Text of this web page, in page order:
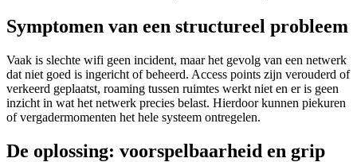
Symptomen van een structureel probleem
Vaak is slechte wifi geen incident, maar het gevolg van een netwerk
dat niet goed is ingericht of beheerd. Access points zijn verouderd of
verkeerd geplaatst, roaming tussen ruimtes werkt niet en er is geen
inzicht in wat het netwerk precies belast. Hierdoor kunnen piekuren
of vergadermomenten het hele systeem ontregelen.
De oplossing: voorspelbaarheid en grip